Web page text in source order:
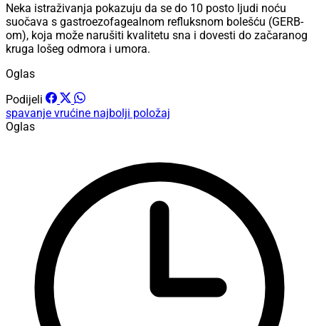
Neka istraživanja pokazuju da se do 10 posto ljudi noću
suočava s gastroezofagealnom refluksnom bolešću (GERB-
om), koja može narušiti kvalitetu sna i dovesti do začaranog
kruga lošeg odmora i umora.
Oglas
Podijeli
spavanje vrućine najbolji položaj
Oglas